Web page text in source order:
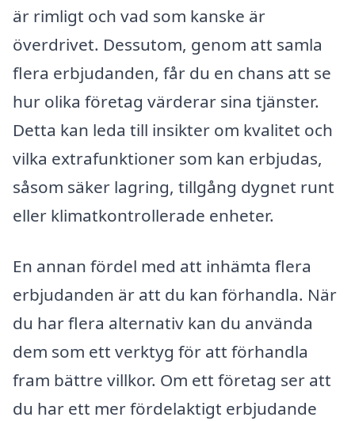
är rimligt och vad som kanske är
överdrivet. Dessutom, genom att samla
flera erbjudanden, får du en chans att se
hur olika företag värderar sina tjänster.
Detta kan leda till insikter om kvalitet och
vilka extrafunktioner som kan erbjudas,
såsom säker lagring, tillgång dygnet runt
eller klimatkontrollerade enheter.
En annan fördel med att inhämta flera
erbjudanden är att du kan förhandla. När
du har flera alternativ kan du använda
dem som ett verktyg för att förhandla
fram bättre villkor. Om ett företag ser att
du har ett mer fördelaktigt erbjudande